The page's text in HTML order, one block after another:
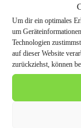
Um dir ein optimales
um
Technologien
auf dieser Website
zurückziehst, können
sind